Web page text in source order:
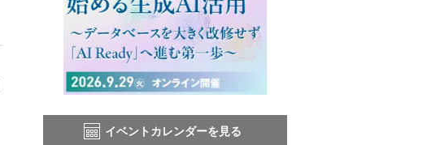
イベントカレンダーを見る